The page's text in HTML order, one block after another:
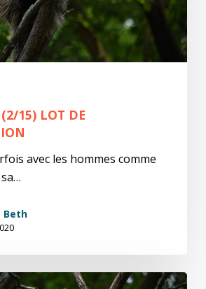
15) LOT DE
avec les hommes comme
Beth